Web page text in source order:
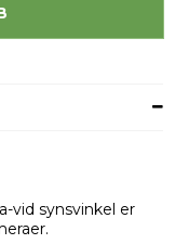
vid synsvinkel er